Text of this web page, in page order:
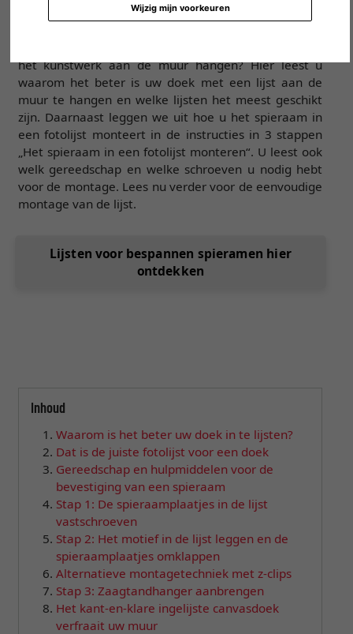
Wijzig mijn voorkeuren
Een doek in een fotolijst bevestigen
het kunstwerk aan de muur hangen? Hier leest u
waarom het beter is uw doek met een lijst aan de
muur te hangen en welke lijsten het meest geschikt
zijn. Daarnaast leggen we uit hoe u het spieraam in
een fotolijst monteert in de instructies in 3 stappen
„Het spieraam in een fotolijst monteren“. U leest ook
welk gereedschap en welke schroeven u nodig hebt
voor de montage. Lees nu verder voor de eenvoudige
montage van de lijst.
Lijsten voor bespannen spieramen hier
ontdekken
Inhoud
Waarom is het beter uw doek in te lijsten?
Dat is de juiste fotolijst voor een doek
Gereedschap en hulpmiddelen voor de
bevestiging van een spieraam
Stap 1: De spieraamplaatjes in de lijst
vastschroeven
Stap 2: Het motief in de lijst leggen en de
spieraamplaatjes omklappen
Alternatieve montagetechniek met z-clips
Stap 3: Zaagtandhanger aanbrengen
Het kant-en-klare ingelijste canvasdoek
verfraait uw muur